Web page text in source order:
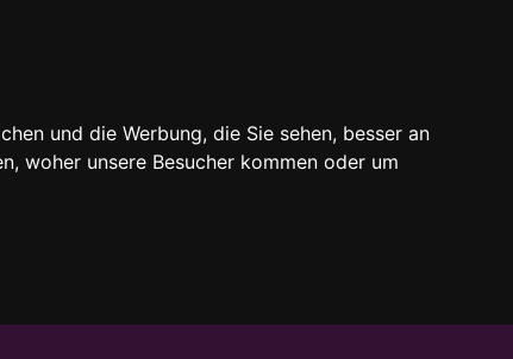
und die Werbung, die Sie sehen, besser an
woher unsere Besucher kommen oder um